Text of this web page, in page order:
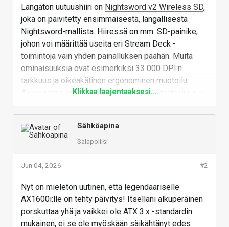
Langaton uutuushiiri on Nightsword v2 Wireless SD,
joka on päivitetty ensimmäisestä, langallisesta
Nightsword-mallista. Hiiressä on mm. SD-painike,
johon voi määrittää useita eri Stream Deck -
toimintoja vain yhden painalluksen päähän. Muita
ominaisuuksia ovat esimerkiksi 33 000 DPI:n
tarkkuus ja oikeakätinen ergonominen muotoilu.
Akunkestoa luvataan 8000 hertsin päivitystaajuus ja
RGB-valot käytössä yli 25 tuntia.
Corsairin uusi näppäimistö on erittäin kompatki
Clipper Pro Mini 60
%:n kokoluokkaa edustava pelinäppäimistö.
magneettikytkimet, joiden rekisteröintipistettä voi
säätää mieleisekseen 0,1 mm:n portaissa. Clipper
Pro Mini 60:ssä on myös esimerkiksi Smart Tap -
ominaisuus, jonka ansiosta yksittäiselle näppäimelle
voi määrittää kaksi eri toimintoa lyhyelle ja pitkälle
Klikkaa laajentaaksesi...
Sähköapina
Salapoliisi
#2
Jun 04, 2026
Nyt on mieletön uutinen, että legendaariselle
AX1600i:lle on tehty päivitys! Itselläni alkuperäinen
porskuttaa yhä ja vaikkei ole ATX 3.x -standardin
mukainen, ei se ole myöskään säikähtänyt edes